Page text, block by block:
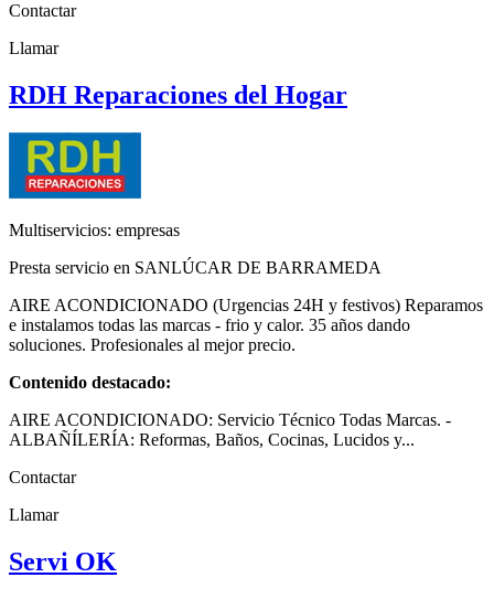
Contactar
Llamar
RDH Reparaciones del Hogar
Multiservicios: empresas
Presta servicio en SANLÚCAR DE BARRAMEDA
AIRE ACONDICIONADO (Urgencias 24H y festivos) Reparamos
e instalamos todas las marcas - frio y calor. 35 años dando
soluciones. Profesionales al mejor precio.
Contenido destacado:
AIRE ACONDICIONADO: Servicio Técnico Todas Marcas. -
ALBAÑÍLERÍA: Reformas, Baños, Cocinas, Lucidos y...
Contactar
Llamar
Servi OK